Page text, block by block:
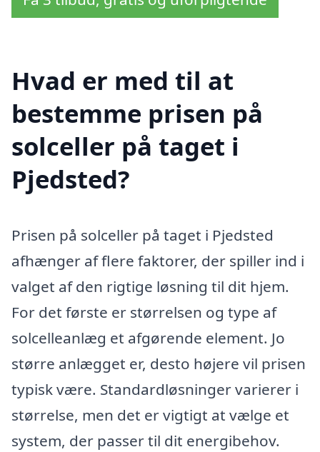
Hvad er med til at
bestemme prisen på
solceller på taget i
Pjedsted?
Prisen på solceller på taget i Pjedsted
afhænger af flere faktorer, der spiller ind i
valget af den rigtige løsning til dit hjem.
For det første er størrelsen og type af
solcelleanlæg et afgørende element. Jo
større anlægget er, desto højere vil prisen
typisk være. Standardløsninger varierer i
størrelse, men det er vigtigt at vælge et
system, der passer til dit energibehov.